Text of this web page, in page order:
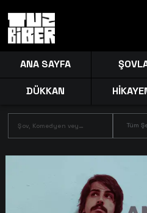
ANA SAYFA
DÜKKAN
Tüm